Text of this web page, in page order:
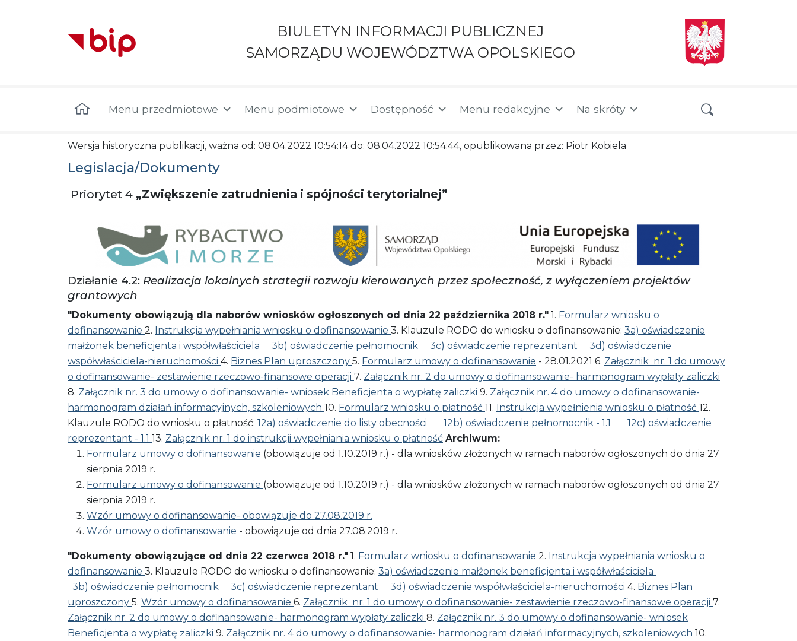
BIULETYN INFORMACJI PUBLICZNEJ
SAMORZĄDU WOJEWÓDZTWA OPOLSKIEGO
Menu przedmiotowe Menu podmiotowe Dostępność Menu redakcyjne Na skróty
Wersja historyczna publikacji, ważna od: 08.04.2022 10:54:14 do: 08.04.2022 10:54:44, opublikowana przez: Piotr Kobiela
Legislacja/Dokumenty
Priorytet 4 „Zwiększenie zatrudnienia i spójności terytorialnej”
Działanie 4.2: Realizacja lokalnych strategii rozwoju kierowanych przez społeczność, z wyłączeniem projektów
grantowych
"Dokumenty obowiązują dla naborów wniosków ogłoszonych od dnia 22 października 2018 r." 1. Formularz wniosku o
dofinansowanie 2. Instrukcja wypełniania wniosku o dofinansowanie 3. Klauzule RODO do wniosku o dofinansowanie: 3a) oświadczenie
małżonek beneficjenta i współwłaściciela
3b) oświadczenie pełnomocnik 3c) oświadczenie reprezentant
3d) oświadczenie
współwłaściciela-nieruchomości 4. Biznes Plan uproszczony 5. Formularz umowy o dofinansowanie - 28.01.2021 6. Załącznik nr. 1 do umowy
o dofinansowanie- zestawienie rzeczowo-finansowe operacji 7. Załącznik nr. 2 do umowy o dofinansowanie- harmonogram wypłaty zaliczki
8. Załącznik nr. 3 do umowy o dofinansowanie- wniosek Beneficjenta o wypłatę zaliczki 9. Załącznik nr. 4 do umowy o dofinansowanie-
harmonogram działań informacyjnych, szkoleniowych 10. Formularz wniosku o płatność 11. Instrukcja wypełnienia wniosku o płatność 12.
Klauzule RODO do wniosku o płatność: 12a) oświadczenie do listy obecności 12b) oświadczenie pełnomocnik - 1.1
12c) oświadczenie
reprezentant - 1.1 13. Załącznik nr. 1 do instrukcji wypełniania wniosku o płatność Archiwum:
Formularz umowy o dofinansowanie (obowiązuje od 1.10.2019 r.) - dla wniosków złożonych w ramach naborów ogłoszonych do dnia 27
sierpnia 2019 r.
Formularz umowy o dofinansowanie (obowiązuje od 1.10.2019 r.) - dla wniosków złożonych w ramach naborów ogłoszonych od dnia 27
sierpnia 2019 r.
Wzór umowy o dofinansowanie- obowiązuje do 27.08.2019 r.
Wzór umowy o dofinansowanie - obowiązuje od dnia 27.08.2019 r.
"Dokumenty obowiązujące od dnia 22 czerwca 2018 r." 1. Formularz wniosku o dofinansowanie 2. Instrukcja wypełniania wniosku o
dofinansowanie 3. Klauzule RODO do wniosku o dofinansowanie: 3a) oświadczenie małżonek beneficjenta i współwłaściciela
3b) oświadczenie pełnomocnik
3c) oświadczenie reprezentant 3d) oświadczenie współwłaściciela-nieruchomości 4. Biznes Plan
uproszczony 5. Wzór umowy o dofinansowanie 6. Załącznik nr. 1 do umowy o dofinansowanie- zestawienie rzeczowo-finansowe operacji 7.
Załącznik nr. 2 do umowy o dofinansowanie- harmonogram wypłaty zaliczki 8. Załącznik nr. 3 do umowy o dofinansowanie- wniosek
Beneficjenta o wypłatę zaliczki 9. Załącznik nr. 4 do umowy o dofinansowanie- harmonogram działań informacyjnych, szkoleniowych 10.